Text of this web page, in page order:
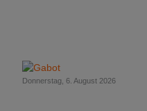
Donnerstag, 6. August 2026